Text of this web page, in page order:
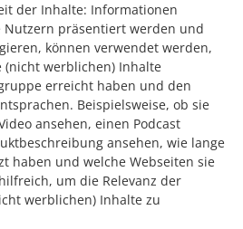
der Inhalte: Informationen
präsentiert werden und
können verwendet werden,
werblichen) Inhalte
erreicht haben und den
Beispielsweise, ob sie
ansehen, einen Podcast
ansehen, wie lange
haben und welche Webseiten sie
um die Relevanz der
werblichen) Inhalte zu